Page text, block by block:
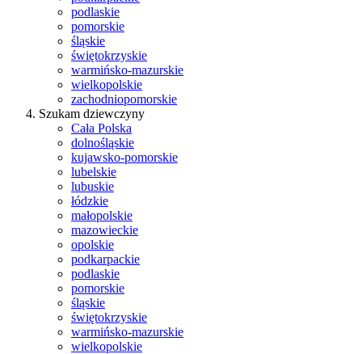
podlaskie
pomorskie
śląskie
świętokrzyskie
warmińsko-mazurskie
wielkopolskie
zachodniopomorskie
Szukam dziewczyny
Cała Polska
dolnośląskie
kujawsko-pomorskie
lubelskie
lubuskie
łódzkie
małopolskie
mazowieckie
opolskie
podkarpackie
podlaskie
pomorskie
śląskie
świętokrzyskie
warmińsko-mazurskie
wielkopolskie